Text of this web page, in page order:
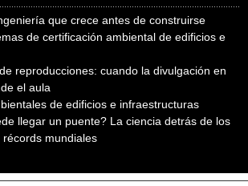
que crece antes de construirse
de certificación ambiental de edificios e
reproducciones: cuando la divulgación en
el aula
de edificios e infraestructuras
llegar un puente? La ciencia detrás de los
mundiales